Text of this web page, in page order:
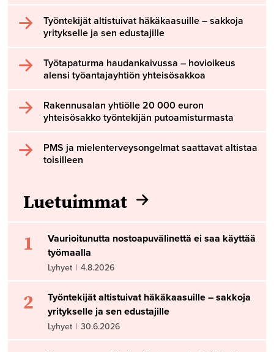
Työntekijät altistuivat häkäkaasuille – sakkoja
yritykselle ja sen edustajille
Työtapaturma haudankaivussa – hovioikeus
alensi työantajayhtiön yhteisösakkoa
Rakennusalan yhtiölle 20 000 euron
yhteisösakko työntekijän putoamisturmasta
PMS ja mielenterveysongelmat saattavat altistaa
toisilleen
Luetuimmat
1
Vaurioitunutta nostoapuvälinettä ei saa käyttää
työmaalla
Lyhyet | 4.8.2026
2
Työntekijät altistuivat häkäkaasuille – sakkoja
yritykselle ja sen edustajille
Lyhyet | 30.6.2026